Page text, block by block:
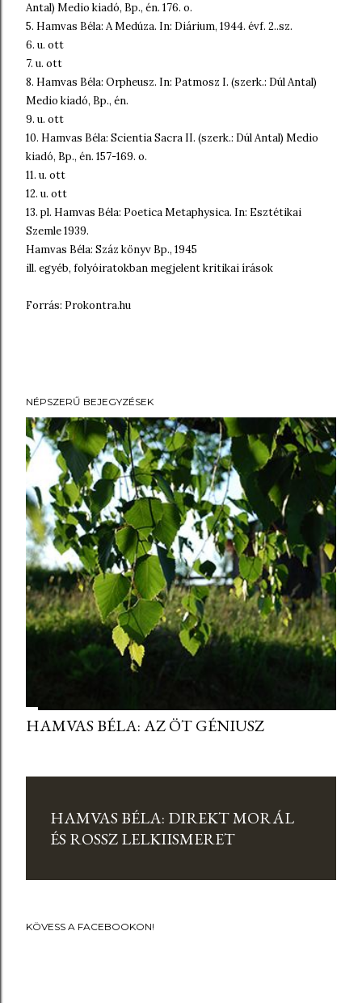
Antal) Medio kiadó, Bp., én. 176. o.
5. Hamvas Béla: A Medúza. In: Diárium, 1944. évf. 2..sz.
6. u. ott
7. u. ott
8. Hamvas Béla: Orpheusz. In: Patmosz I. (szerk.: Dúl Antal)
Medio kiadó, Bp., én.
9. u. ott
10. Hamvas Béla: Scientia Sacra II. (szerk.: Dúl Antal) Medio
kiadó, Bp., én. 157-169. o.
11. u. ott
12. u. ott
13. pl. Hamvas Béla: Poetica Metaphysica. In: Esztétikai
Szemle 1939.
Hamvas Béla: Száz könyv Bp., 1945
ill. egyéb, folyóiratokban megjelent kritikai írások
Forrás: Prokontra.hu
NÉPSZERŰ BEJEGYZÉSEK
HAMVAS BÉLA: AZ ÖT GÉNIUSZ
HAMVAS BÉLA: DIREKT MORÁL
ÉS ROSSZ LELKIISMERET
KÖVESS A FACEBOOKON!